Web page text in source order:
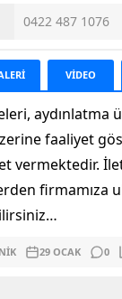
0422 487 1076
VİDEO
aydınlatma
faaliyet
vermektedir.
firmamıza
29 OCAK 0